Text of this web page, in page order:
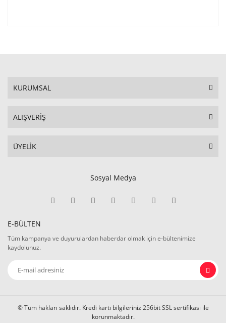
KURUMSAL
ALIŞVERİŞ
ÜYELİK
Sosyal Medya
E-BÜLTEN
Tüm kampanya ve duyurulardan haberdar olmak için e-bültenimize
kaydolunuz.
© Tüm hakları saklıdır. Kredi kartı bilgileriniz 256bit SSL sertifikası ile
korunmaktadır.